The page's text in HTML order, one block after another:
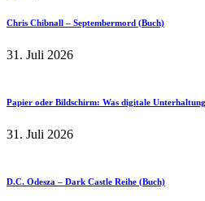
Chris Chibnall – Septembermord (Buch)
31. Juli 2026
Papier oder Bildschirm: Was digitale
31. Juli 2026
D.C. Odesza – Dark Castle Reihe (Buch)